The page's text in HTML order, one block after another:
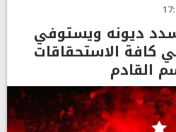
ديونه ويستوفي
كافة الاستحقاقات
القادم